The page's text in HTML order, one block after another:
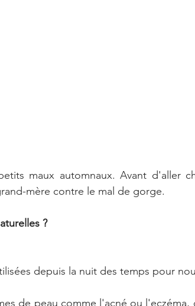
maux automnaux. Avant d'aller
mère contre le mal de gorge.
?
depuis la nuit des temps pour
de peau comme l'acné ou l'eczéma,